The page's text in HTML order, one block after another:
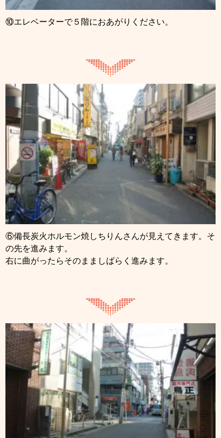
⑩エレベーターで５階におあがりください。
⑥備長炭火ホルモン焼しちりんさんが見えてきます。そ
の先を進みます。
右に曲がったらそのまましばらく進みます。